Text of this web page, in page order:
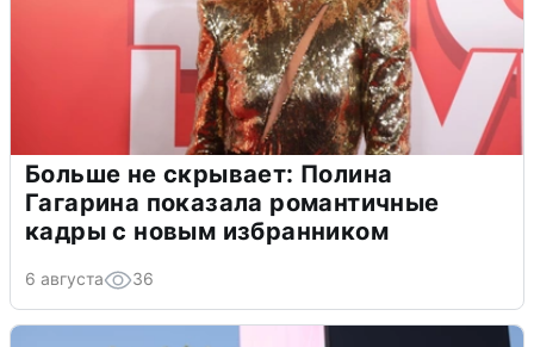
Больше не скрывает: Полина
Гагарина показала романтичные
кадры с новым избранником
6 августа 36